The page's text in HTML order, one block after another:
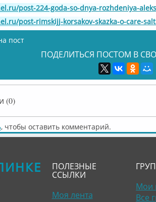
post-224-goda-so-dnya-rozhdeniya-
post-rimskijj-korsakov-skazka-o-care-
пост
ПОДЕЛИТЬСЯ ПОСТОМ В
(0)
, чтобы оставить комментарий.
ПОЛЕЗНЫЕ
ССЫЛКИ
Моя лента
Мои
Все